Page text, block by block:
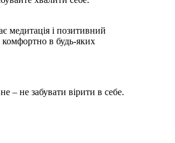
медитація і позитивний
комфортно в будь-яких
– не забувати вірити в себе.